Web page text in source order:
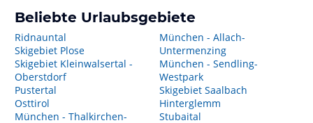
Beliebte Urlaubsgebiete
Ridnauntal
Skigebiet Plose
Skigebiet Kleinwalsertal -
Oberstdorf
Pustertal
Osttirol
München - Thalkirchen-
München - Allach-
Untermenzing
München - Sendling-
Westpark
Skigebiet Saalbach
Hinterglemm
Stubaital